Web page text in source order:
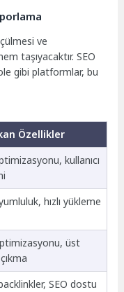
ve
taşıyacaktır. SEO
gibi platformlar, bu
Özellikler
kullanıcı
hızlı yükleme
üst
SEO dostu